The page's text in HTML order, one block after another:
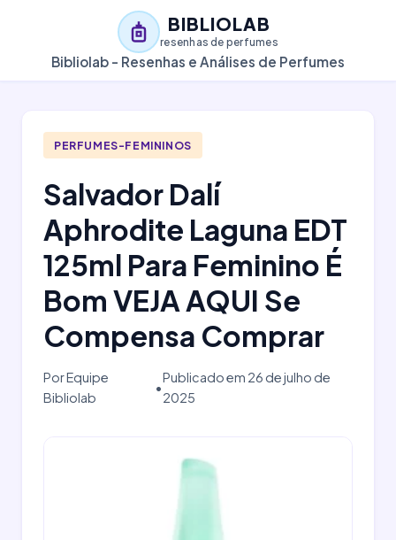
BIBLIOLAB
resenhas de perfumes
Bibliolab - Resenhas e Análises de Perfumes
PERFUMES-FEMININOS
Salvador Dalí
Aphrodite Laguna EDT
125ml Para Feminino É
Bom VEJA AQUI Se
Compensa Comprar
Por Equipe
Bibliolab
•
Publicado em 26 de julho de
2025